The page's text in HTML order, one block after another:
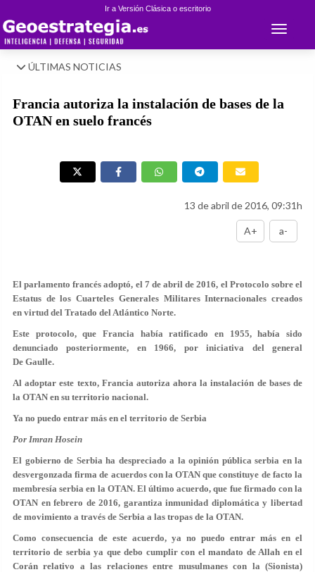
Ir a Versión Clásica o escritorio
Toggle
ÚLTIMAS NOTICIAS
Francia autoriza la instalación de bases de la
OTAN en suelo francés
13 de abril de 2016, 09:31h
A+ a-
El parlamento francés adoptó, el 7 de abril de 2016, el Protocolo sobre el
Estatus de los Cuarteles Generales Militares Internacionales creados
en virtud del Tratado del Atlántico Norte.
Este protocolo, que Francia había ratificado en 1955, había sido
denunciado posteriormente, en 1966, por iniciativa del general
De Gaulle.
Al adoptar este texto, Francia autoriza ahora la instalación de bases de
la OTAN en su territorio nacional.
Ya no puedo entrar más en el territorio de Serbia
Por Imran Hosein
El gobierno de Serbia ha despreciado a la opinión pública serbia en la
desvergonzada firma de acuerdos con la OTAN que constituye de facto la
membresía serbia en la OTAN. El último acuerdo, que fue firmado con la
OTAN en febrero de 2016, garantiza inmunidad diplomática y libertad
de movimiento a través de Serbia a las tropas de la OTAN.
Como consecuencia de este acuerdo, ya no puedo entrar más en el
territorio de serbia ya que debo cumplir con el mandato de Allah en el
Corán relativo a las relaciones entre musulmanes con la (Sionista)